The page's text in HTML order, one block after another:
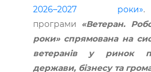
2026–2027 роки».
програми «Ветеран.
роки» спрямована на
ветеранів у ринок
держави, бізнесу та